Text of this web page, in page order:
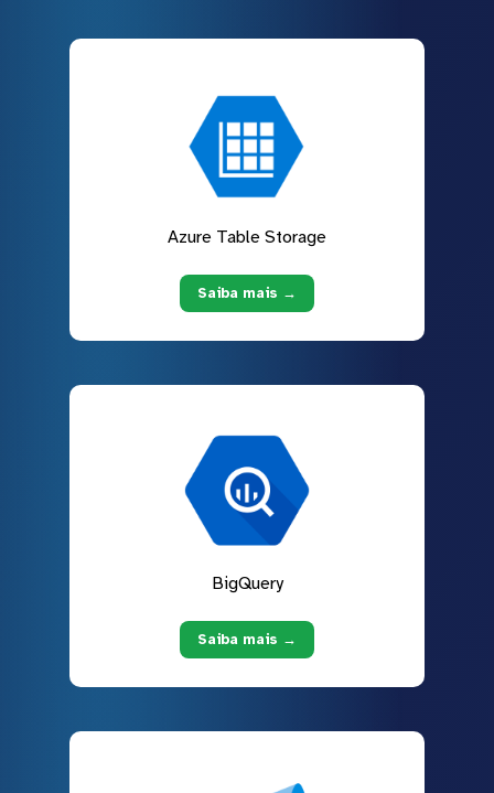
Azure Table Storage
Saiba mais →
BigQuery
Saiba mais →